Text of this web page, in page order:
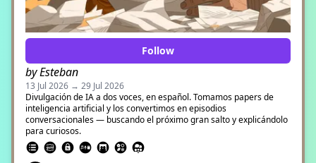
Follow
by Esteban
13 Jul 2026 → 29 Jul 2026
Divulgación de IA a dos voces, en español. Tomamos papers de
inteligencia artificial y los convertimos en episodios
conversacionales — buscando el próximo gran salto y explicándolo
para curiosos.